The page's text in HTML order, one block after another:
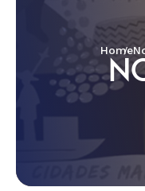
Home